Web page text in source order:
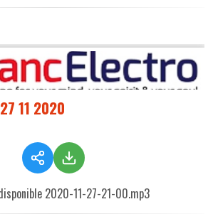
11 2020
2020-11-27-21-00.mp3